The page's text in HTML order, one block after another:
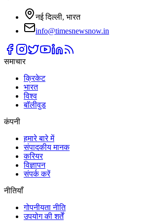
नई दिल्ली, भारत
info@timesnewsnow.in
समाचार
क्रिकेट
भारत
विश्व
बॉलीवुड
कंपनी
हमारे बारे में
संपादकीय मानक
करियर
विज्ञापन
संपर्क करें
नीतियाँ
गोपनीयता नीति
उपयोग की शर्तें